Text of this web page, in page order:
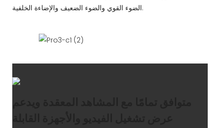
الضوء القوي والضوء الضعيف والإضاءة الخلفية.